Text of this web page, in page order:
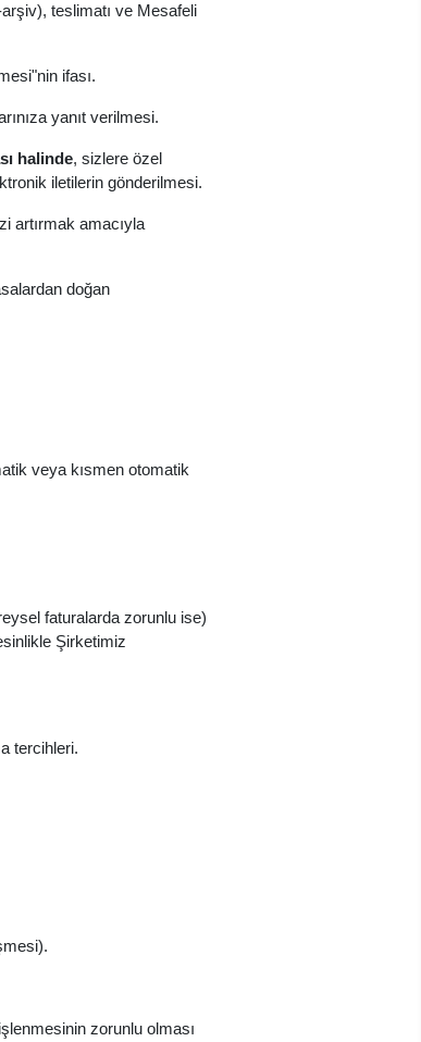
arşiv), teslimatı ve Mesafeli
ifası.
yanıt verilmesi.
halinde, sizlere özel
iletilerin gönderilmesi.
artırmak amacıyla
doğan
veya kısmen otomatik
faturalarda zorunlu ise)
Şirketimiz
tercihleri.
zorunlu olması